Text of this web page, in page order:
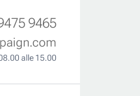
9465
alle 15.00